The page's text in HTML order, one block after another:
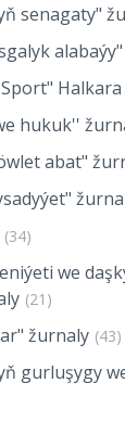
senagaty"
hukuk''
abat"
(34)
we
(21)
žurnaly (43)
gurluşygy